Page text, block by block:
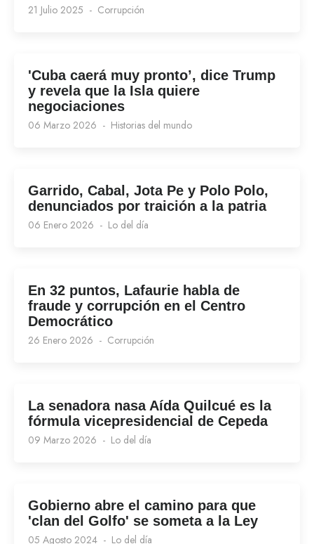
21 Julio 2025 Corrupción
'Cuba caerá muy pronto’, dice Trump
y revela que la Isla quiere
negociaciones
06 Marzo 2026 Historias del mundo
Garrido, Cabal, Jota Pe y Polo Polo,
denunciados por traición a la patria
06 Enero 2026 Lo del día
En 32 puntos, Lafaurie habla de
fraude y corrupción en el Centro
Democrático
26 Enero 2026 Corrupción
La senadora nasa Aída Quilcué es la
fórmula vicepresidencial de Cepeda
09 Marzo 2026 Lo del día
Gobierno abre el camino para que
'clan del Golfo' se someta a la Ley
05 Agosto 2024 Lo del día